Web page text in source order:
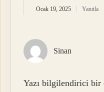
Ocak 19, 2025 Yanıtla
Sinan
Yazı bilgilendirici